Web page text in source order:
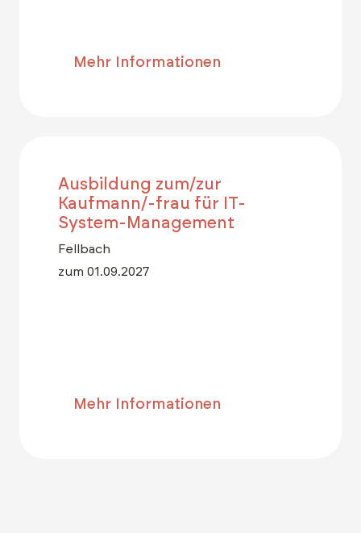
Mehr Informationen
Ausbildung zum/zur
Kaufmann/-frau für IT-
System-Management
Fellbach
zum 01.09.2027
Mehr Informationen